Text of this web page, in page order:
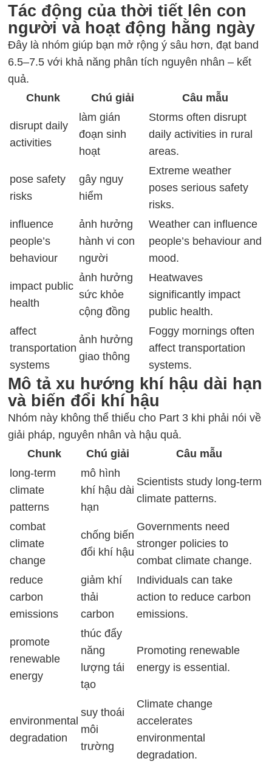
Tác động của thời tiết lên con
người và hoạt động hằng ngày
Đây là nhóm giúp bạn mở rộng ý sâu hơn, đạt band
6.5–7.5 với khả năng phân tích nguyên nhân – kết
quả.
Chunk
Chú giải Câu mẫu
disrupt daily
activities
làm gián
đoạn sinh
hoạt
Storms often disrupt
daily activities in rural
areas.
pose safety
risks
gây nguy
hiểm
Extreme weather
poses serious safety
risks.
influence
people’s
behaviour
ảnh hưởng
hành vi con
người
Weather can influence
people’s behaviour and
mood.
impact public
health
ảnh hưởng
sức khỏe
cộng đồng
Heatwaves
significantly impact
public health.
affect
transportation
systems
ảnh hưởng
giao thông
Foggy mornings often
affect transportation
systems.
Mô tả xu hướng khí hậu dài hạn
và biến đổi khí hậu
Nhóm này không thể thiếu cho Part 3 khi phải nói về
giải pháp, nguyên nhân và hậu quả.
Chunk
Chú giải
Câu mẫu
long-term
climate
patterns
mô hình
khí hậu dài
hạn
Scientists study long-term
climate patterns.
combat
climate
change
chống biến
đổi khí hậu
Governments need
stronger policies to
combat climate change.
reduce
carbon
emissions
giảm khí
thải
carbon
Individuals can take
action to reduce carbon
emissions.
promote
renewable
energy
thúc đẩy
năng
lượng tái
tạo
Promoting renewable
energy is essential.
environmental
degradation
suy thoái
môi
trường
Climate change
accelerates
environmental
degradation.